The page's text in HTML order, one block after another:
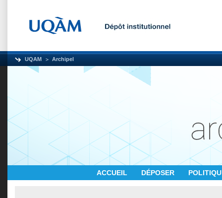
UQAM Archipel
ACCUEIL DÉPOSER